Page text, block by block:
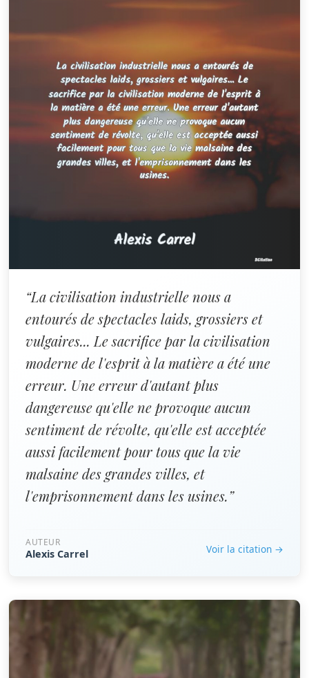
“La civilisation industrielle nous a
entourés de spectacles laids, grossiers et
vulgaires... Le sacrifice par la civilisation
moderne de l'esprit à la matière a été une
erreur. Une erreur d'autant plus
dangereuse qu'elle ne provoque aucun
sentiment de révolte, qu'elle est acceptée
aussi facilement pour tous que la vie
malsaine des grandes villes, et
l'emprisonnement dans les usines.”
AUTEUR
Alexis Carrel Voir la citation →